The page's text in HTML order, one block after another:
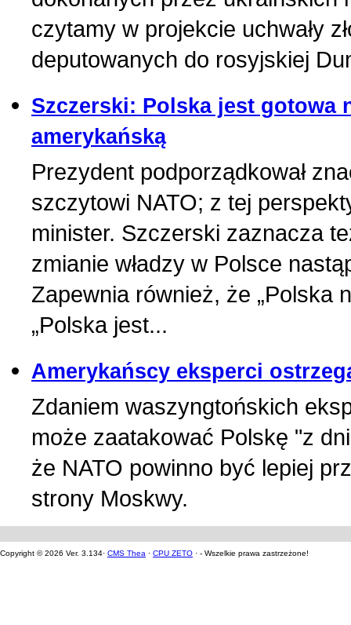
czytamy w projekcie uchwały
deputowanych do rosyjskiej
Szczerski: Polska jest gotowa
amerykańską
Prezydent podporządkował
szczytowi NATO; z tej
minister. Szczerski zaznacza
zmianie władzy w Polsce
Zapewnia również, że „Polska
„Polska jest...
Amerykańscy eksperci
Zdaniem waszyngtońskich
może zaatakować Polskę "z
że NATO powinno być lepiej
strony Moskwy.
Copyright © 2026 Ver. 3.134· CMS Thea · CPU ZETO · - Wszelkie prawa zastrzeżone!